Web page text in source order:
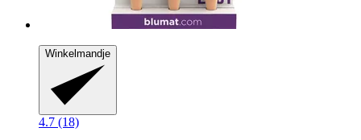
Winkelmandje
4.7 (18)